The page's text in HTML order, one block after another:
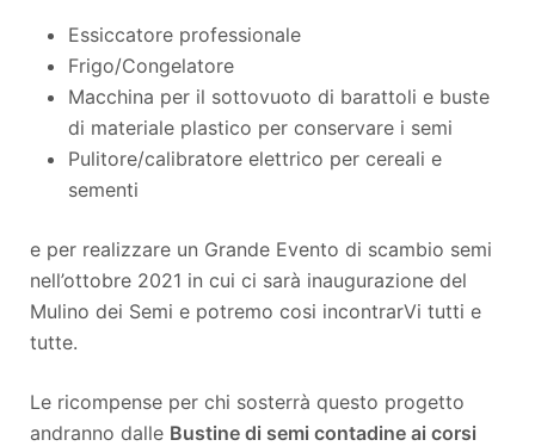
Essiccatore professionale
Frigo/Congelatore
Macchina per il sottovuoto di barattoli e buste
di materiale plastico per conservare i semi
Pulitore/calibratore elettrico per cereali e
sementi
e per realizzare un Grande Evento di scambio semi
nell’ottobre 2021 in cui ci sarà inaugurazione del
Mulino dei Semi e potremo cosi incontrarVi tutti e
tutte.
Le ricompense per chi sosterrà questo progetto
andranno dalle Bustine di semi contadine ai corsi